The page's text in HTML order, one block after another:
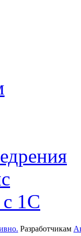
1С
Разработчикам